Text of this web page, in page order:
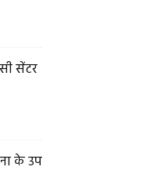
सेंटर
के उप